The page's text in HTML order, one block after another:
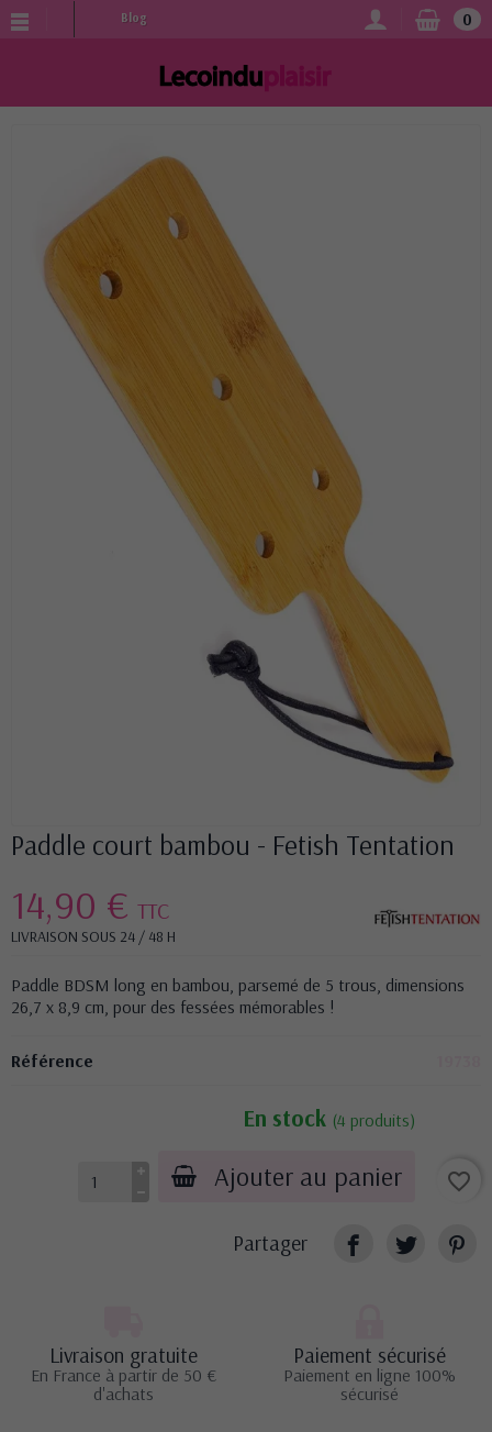
Blog 0
Paddle court bambou - Fetish Tentation
14,90 € TTC
LIVRAISON SOUS 24 / 48 H
Paddle BDSM long en bambou, parsemé de 5 trous, dimensions
26,7 x 8,9 cm, pour des fessées mémorables !
Référence
En stock (4 produits)
Ajouter au panier favorite_border
Partager
Livraison gratuite
En France à partir de 50 €
d'achats
Paiement sécurisé
Paiement en ligne 100%
sécurisé